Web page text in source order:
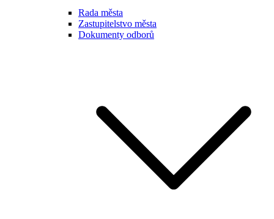
Rada města
Zastupitelstvo města
Dokumenty odborů